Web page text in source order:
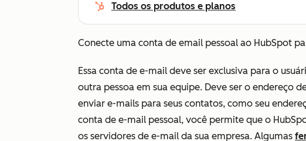
Todos os produtos e planos
Conecte uma conta de email pessoal ao HubSpot
Essa conta de e-mail deve ser exclusiva para o
outra pessoa em sua equipe. Deve ser o endereço
enviar e-mails para seus contatos, como seu
conta de e-mail pessoal, você permite que o
os servidores de e-mail da sua empresa. Algumas